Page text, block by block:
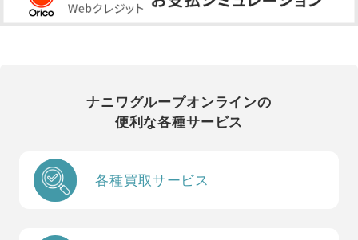
ナニワグループオンラインの
便利な各種サービス
各種買取サービス